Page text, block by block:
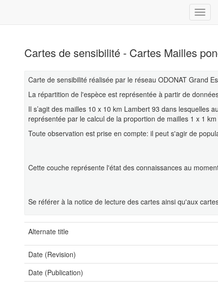
Cartes de sensibilité - Cartes Mailles
Carte de sensibilité réalisée par le réseau ODONAT Grand
La répartition de l'espèce est représentée à partir de
Il s’agit des mailles 10 x 10 km Lambert 93 dans lesquelles
représentée par le calcul de la proportion de mailles 1 x 1
Toute observation est prise en compte: il peut s'agir de
Cette couche représente l'état des connaissances au
Se référer à la notice de lecture des cartes ainsi qu'aux
Alternate title
Date (Revision)
Date (Publication)